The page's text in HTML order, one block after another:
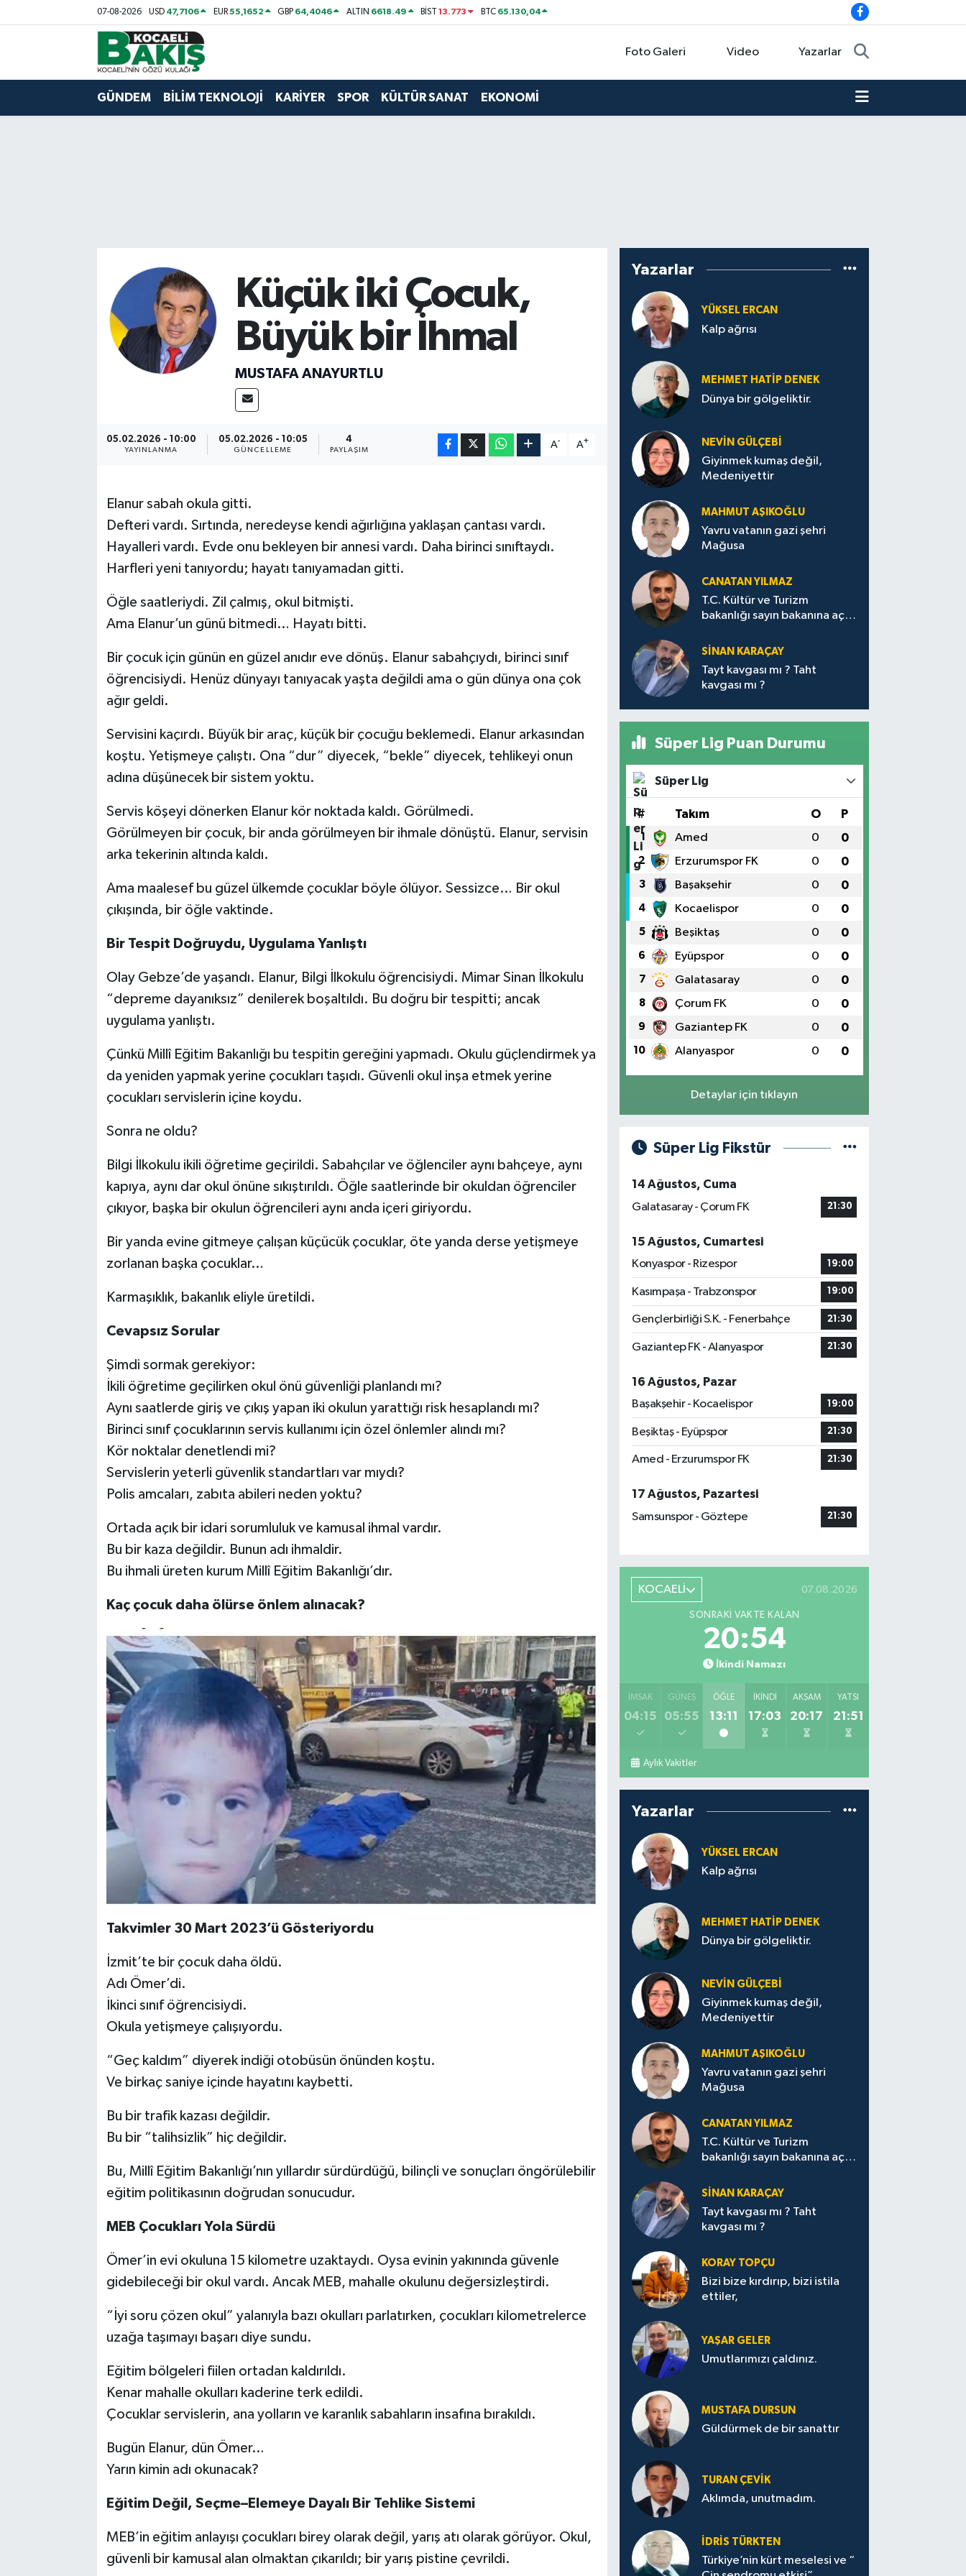
07-08-2026 USD 47,7106 EUR55,1652 GBP 64,4046 ALTIN 6618.49 BİST13.773 BTC 65.130,04
Foto Galeri Video Yazarlar
GÜNDEM BİLİM TEKNOLOJİ KARİYER SPOR KÜLTÜR SANAT EKONOMİ
Küçük iki Çocuk,
Büyük bir İhmal
MUSTAFA ANAYURTLU
05.02.2026 - 10:00
YAYINLANMA
05.02.2026 - 10:05
GÜNCELLEME
4
PAYLAŞIM
A- A+
Elanur sabah okula gitti.
Defteri vardı. Sırtında, neredeyse kendi ağırlığına yaklaşan çantası vardı.
Hayalleri vardı. Evde onu bekleyen bir annesi vardı. Daha birinci sınıftaydı.
Harfleri yeni tanıyordu; hayatı tanıyamadan gitti.
Öğle saatleriydi. Zil çalmış, okul bitmişti.
Ama Elanur’un günü bitmedi… Hayatı bitti.
Bir çocuk için günün en güzel anıdır eve dönüş. Elanur sabahçıydı, birinci sınıf
öğrencisiydi. Henüz dünyayı tanıyacak yaşta değildi ama o gün dünya ona çok
ağır geldi.
Servisini kaçırdı. Büyük bir araç, küçük bir çocuğu beklemedi. Elanur arkasından
koştu. Yetişmeye çalıştı. Ona “dur” diyecek, “bekle” diyecek, tehlikeyi onun
adına düşünecek bir sistem yoktu.
Servis köşeyi dönerken Elanur kör noktada kaldı. Görülmedi.
Görülmeyen bir çocuk, bir anda görülmeyen bir ihmale dönüştü. Elanur, servisin
arka tekerinin altında kaldı.
Ama maalesef bu güzel ülkemde çocuklar böyle ölüyor. Sessizce… Bir okul
çıkışında, bir öğle vaktinde.
Bir Tespit Doğruydu, Uygulama Yanlıştı
Olay Gebze’de yaşandı. Elanur, Bilgi İlkokulu öğrencisiydi. Mimar Sinan İlkokulu
“depreme dayanıksız” denilerek boşaltıldı. Bu doğru bir tespitti; ancak
uygulama yanlıştı.
Çünkü Millî Eğitim Bakanlığı bu tespitin gereğini yapmadı. Okulu güçlendirmek ya
da yeniden yapmak yerine çocukları taşıdı. Güvenli okul inşa etmek yerine
çocukları servislerin içine koydu.
Sonra ne oldu?
Bilgi İlkokulu ikili öğretime geçirildi. Sabahçılar ve öğlenciler aynı bahçeye, aynı
kapıya, aynı dar okul önüne sıkıştırıldı. Öğle saatlerinde bir okuldan öğrenciler
çıkıyor, başka bir okulun öğrencileri aynı anda içeri giriyordu.
Bir yanda evine gitmeye çalışan küçücük çocuklar, öte yanda derse yetişmeye
zorlanan başka çocuklar…
Karmaşıklık, bakanlık eliyle üretildi.
Cevapsız Sorular
Şimdi sormak gerekiyor:
İkili öğretime geçilirken okul önü güvenliği planlandı mı?
Aynı saatlerde giriş ve çıkış yapan iki okulun yarattığı risk hesaplandı mı?
Birinci sınıf çocuklarının servis kullanımı için özel önlemler alındı mı?
Kör noktalar denetlendi mi?
Servislerin yeterli güvenlik standartları var mıydı?
Polis amcaları, zabıta abileri neden yoktu?
Ortada açık bir idari sorumluluk ve kamusal ihmal vardır.
Bu bir kaza değildir. Bunun adı ihmaldir.
Bu ihmali üreten kurum Millî Eğitim Bakanlığı’dır.
Kaç çocuk daha ölürse önlem alınacak?
Takvimler 30 Mart 2023’ü Gösteriyordu
İzmit’te bir çocuk daha öldü.
Adı Ömer’di.
İkinci sınıf öğrencisiydi.
Okula yetişmeye çalışıyordu.
“Geç kaldım” diyerek indiği otobüsün önünden koştu.
Ve birkaç saniye içinde hayatını kaybetti.
Bu bir trafik kazası değildir.
Bu bir “talihsizlik” hiç değildir.
Bu, Millî Eğitim Bakanlığı’nın yıllardır sürdürdüğü, bilinçli ve sonuçları öngörülebilir
eğitim politikasının doğrudan sonucudur.
MEB Çocukları Yola Sürdü
Ömer’in evi okuluna 15 kilometre uzaktaydı. Oysa evinin yakınında güvenle
gidebileceği bir okul vardı. Ancak MEB, mahalle okulunu değersizleştirdi.
“İyi soru çözen okul” yalanıyla bazı okulları parlatırken, çocukları kilometrelerce
uzağa taşımayı başarı diye sundu.
Eğitim bölgeleri fiilen ortadan kaldırıldı.
Kenar mahalle okulları kaderine terk edildi.
Çocuklar servislerin, ana yolların ve karanlık sabahların insafına bırakıldı.
Bugün Elanur, dün Ömer…
Yarın kimin adı okunacak?
Eğitim Değil, Seçme–Elemeye Dayalı Bir Tehlike Sistemi
MEB’in eğitim anlayışı çocukları birey olarak değil, yarış atı olarak görüyor. Okul,
güvenli bir kamusal alan olmaktan çıkarıldı; bir yarış pistine çevrildi.
Yazarlar
YÜKSEL ERCAN
Kalp ağrısı
MEHMET HATİP DENEK
Dünya bir gölgeliktir.
NEVİN GÜLÇEBİ
Giyinmek kumaş değil,
Medeniyettir
MAHMUT AŞIKOĞLU
Yavru vatanın gazi şehri
Mağusa
CANATAN YILMAZ
T.C. Kültür ve Turizm
bakanlığı sayın bakanına açık
SİNAN KARAÇAY
Tayt kavgası mı ? Taht
kavgası mı ?
Süper Lig Puan Durumu
Süper Lig
# Takım O P
1 Amed 0 0
2 Erzurumspor FK 0 0
3 Başakşehir 0 0
4 Kocaelispor 0 0
5 Beşiktaş 0 0
6 Eyüpspor 0 0
7 Galatasaray 0 0
8 Çorum FK 0 0
9 Gaziantep FK 0 0
10 Alanyaspor 0 0
Detaylar için tıklayın
Süper Lig Fikstür
14 Ağustos, Cuma
Galatasaray - Çorum FK
21:30
15 Ağustos, Cumartesi
Konyaspor - Rizespor
19:00
Kasımpaşa - Trabzonspor 19:00
Gençlerbirliği S.K. - Fenerbahçe 21:30
Gaziantep FK - Alanyaspor 21:30
16 Ağustos, Pazar
Başakşehir - Kocaelispor
19:00
Beşiktaş - Eyüpspor 21:30
Amed - Erzurumspor FK 21:30
17 Ağustos, Pazartesi
Samsunspor - Göztepe
21:30
KOCAELİ 07.08.2026
SONRAKI VAKTE KALAN
20:53
İkindi Namazı
İMSAK
04:15
GÜNEŞ
05:55
ÖĞLE
13:11
İKINDI
17:03
AKŞAM
20:17
YATSI
21:51
Aylık Vakitler
Yazarlar
YÜKSEL ERCAN
Kalp ağrısı
MEHMET HATİP DENEK
Dünya bir gölgeliktir.
NEVİN GÜLÇEBİ
Giyinmek kumaş değil,
Medeniyettir
MAHMUT AŞIKOĞLU
Yavru vatanın gazi şehri
Mağusa
CANATAN YILMAZ
T.C. Kültür ve Turizm
bakanlığı sayın bakanına açık
SİNAN KARAÇAY
Tayt kavgası mı ? Taht
kavgası mı ?
KORAY TOPÇU
Bizi bize kırdırıp, bizi istila
ettiler,
YAŞAR GELER
Umutlarımızı çaldınız.
MUSTAFA DURSUN
Güldürmek de bir sanattır
TURAN ÇEVİK
Aklımda, unutmadım.
İDRİS TÜRKTEN
Türkiye’nin kürt meselesi ve “
Kocaeli Nöbetçi Eczaneler
Kocaeli Hava Durumu